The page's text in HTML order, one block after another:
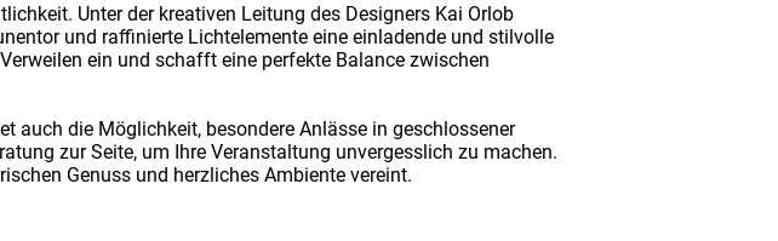
Unter der kreativen Leitung des Designers Kai Orlob
und raffinierte Lichtelemente eine einladende und stilvolle
ein und schafft eine perfekte Balance zwischen
auch die Möglichkeit, besondere Anlässe in geschlossener
zur Seite, um Ihre Veranstaltung unvergesslich zu machen.
Genuss und herzliches Ambiente vereint.